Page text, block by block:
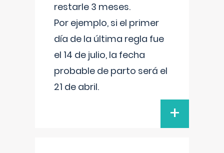
restarle 3 meses.
Por ejemplo, si el primer
día de la última regla fue
el 14 de julio, la fecha
probable de parto será el
21 de abril.
+